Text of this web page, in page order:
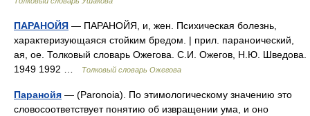
ПАРАНОЙЯ — ПАРАНОЙЯ, и, жен. Психическая болезнь,
характеризующаяся стойким бредом. | прил. параноический,
ая, ое. Толковый словарь Ожегова. С.И. Ожегов, Н.Ю. Шведова.
1949 1992 …
Толковый словарь Ожегова
Паранойя — (Paronoia). По этимологическому значению это
словосоответствует понятию об извращении ума, и оно